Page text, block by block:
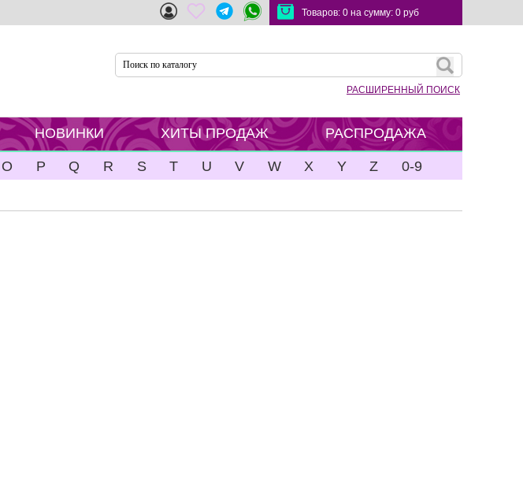
Товаров: 0 на сумму: 0 руб
РАСШИРЕННЫЙ ПОИСК
НОВИНКИ ХИТЫ ПРОДАЖ РАСПРОДАЖА
O P Q R S T U V W X Y Z 0-9